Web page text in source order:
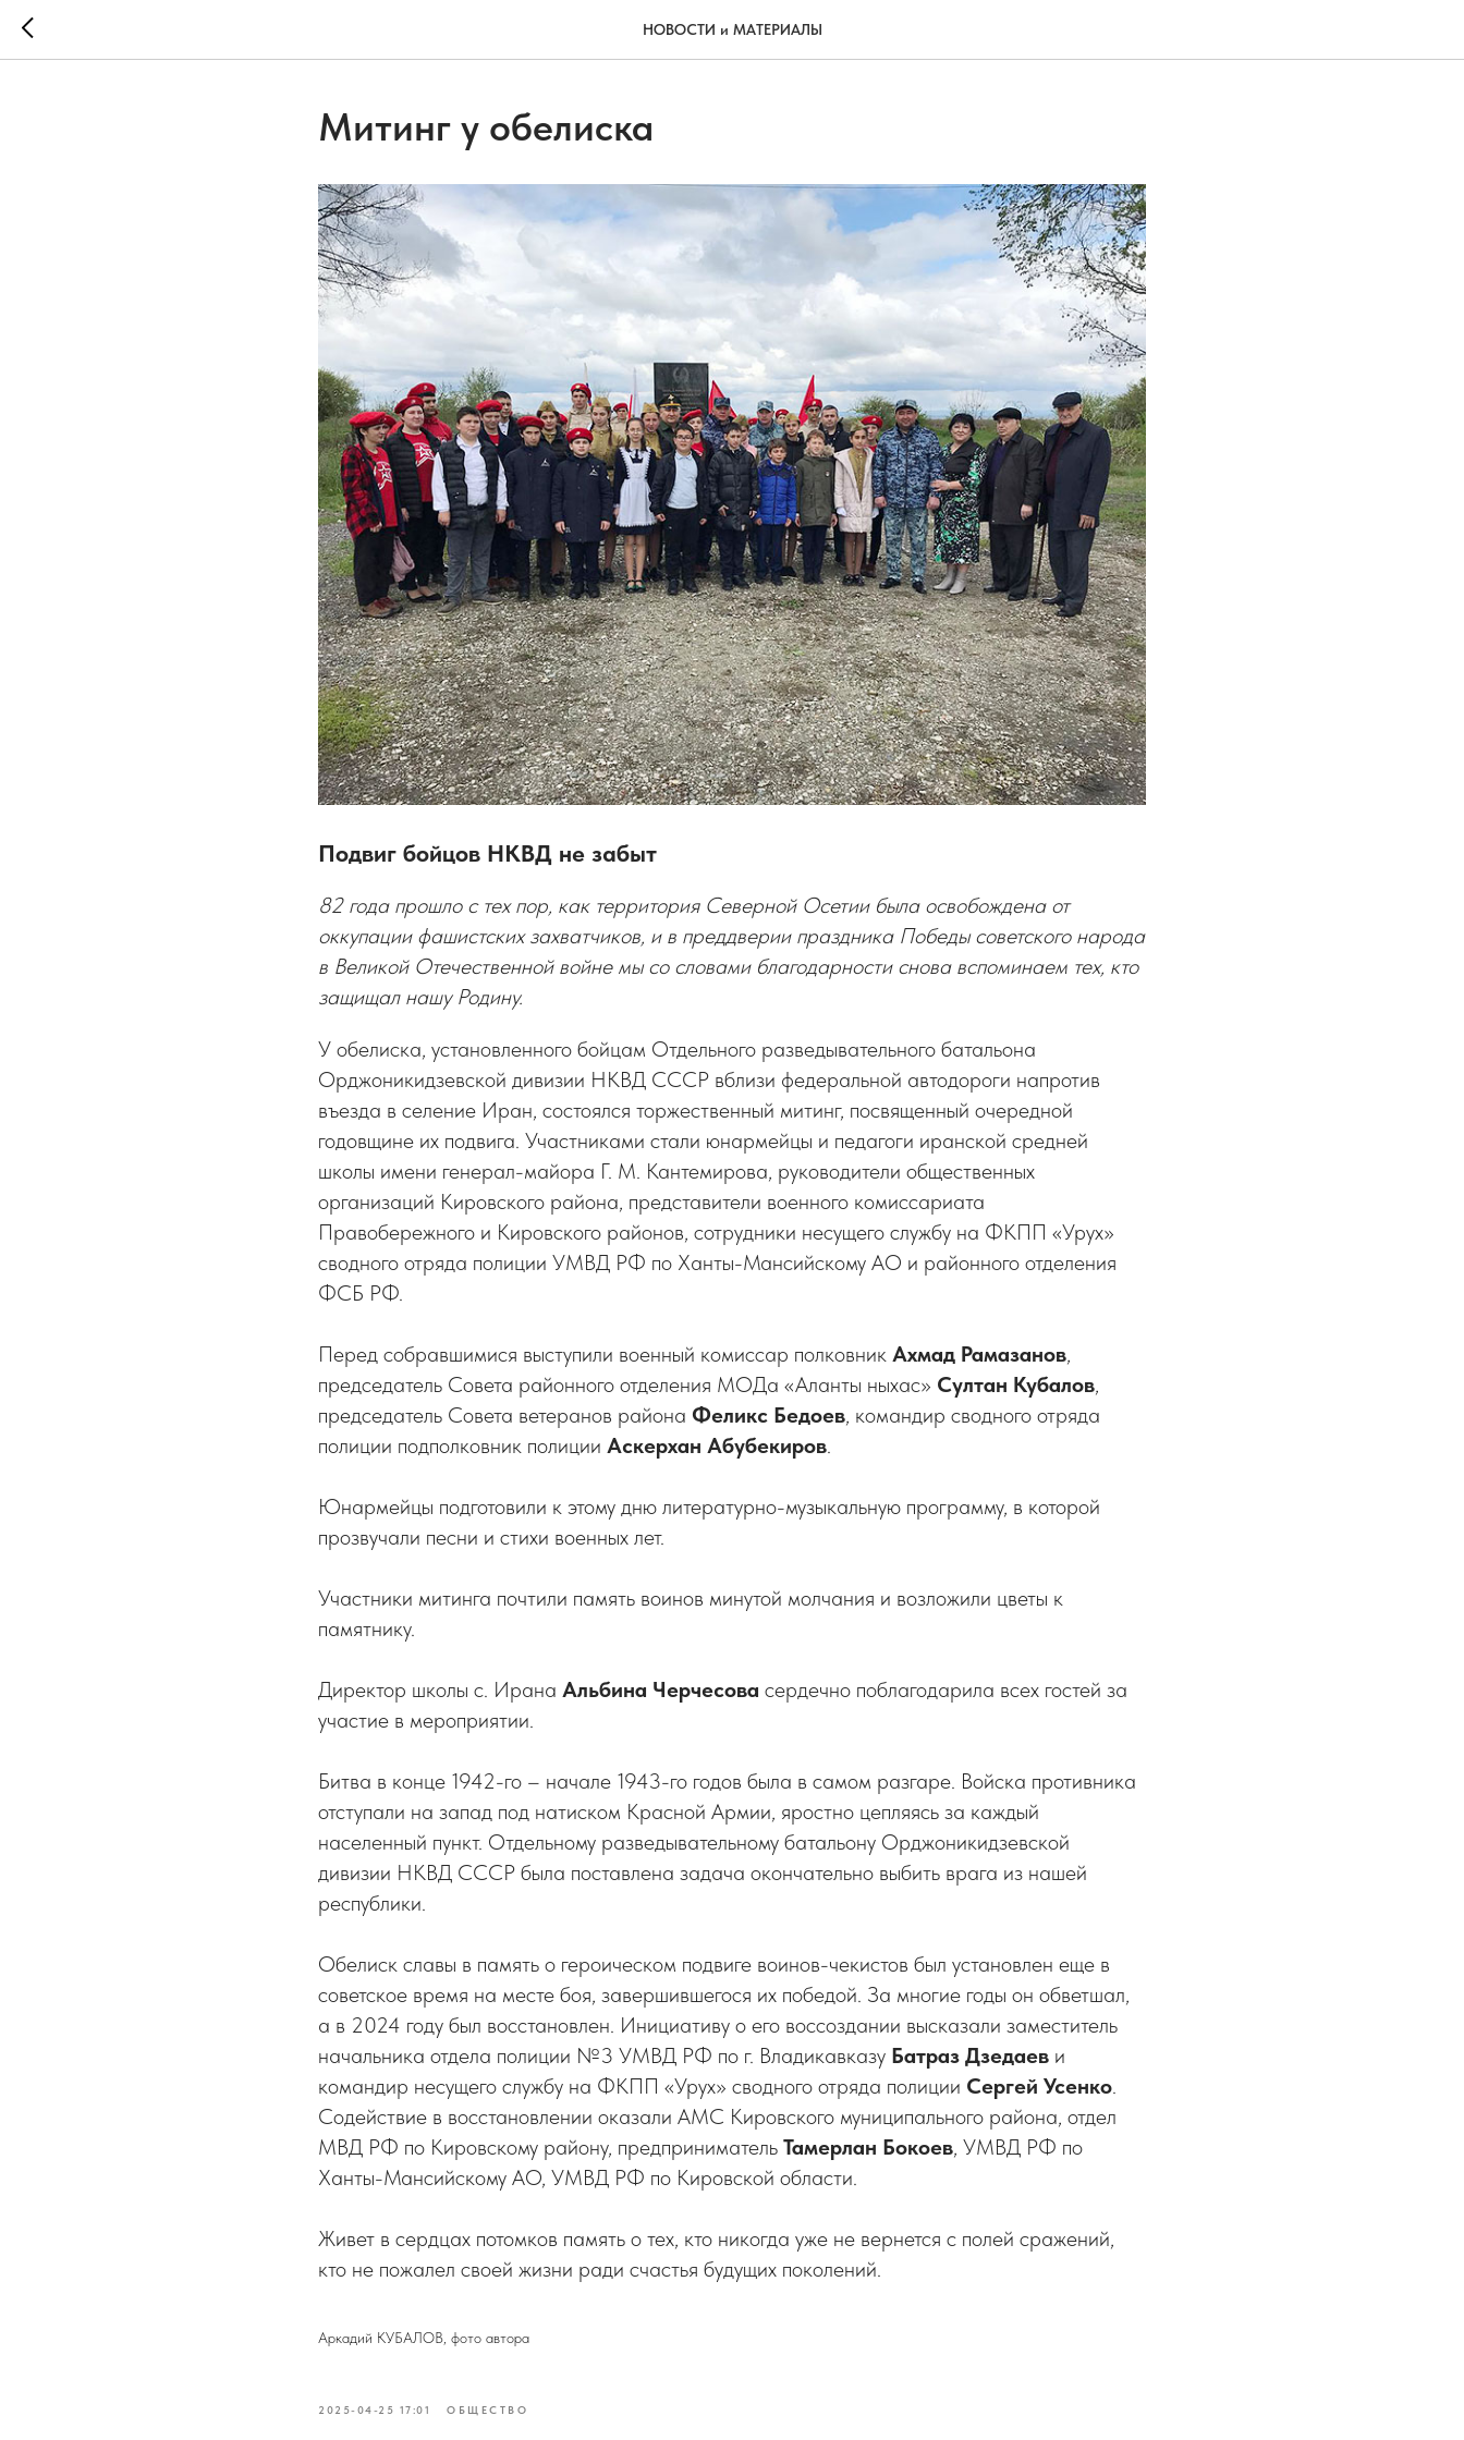
НОВОСТИ и МАТЕРИАЛЫ
Митинг у обелиска
Подвиг бойцов НКВД не забыт
82 года прошло с тех пор, как территория Северной Осетии была освобождена от
оккупации фашистских захватчиков, и в преддверии праздника Победы советского народа
в Великой Отечественной войне мы со словами благодарности снова вспоминаем тех, кто
защищал нашу Родину.
У обелиска, установленного бойцам Отдельного разведывательного батальона
Орджоникидзевской дивизии НКВД СССР вблизи федеральной автодороги напротив
въезда в селение Иран, состоялся торжественный митинг, посвященный очередной
годовщине их подвига. Участниками стали юнармейцы и педагоги иранской средней
школы имени генерал-майора Г. М. Кантемирова, руководители общественных
организаций Кировского района, представители военного комиссариата
Правобережного и Кировского районов, сотрудники несущего службу на ФКПП «Урух»
сводного отряда полиции УМВД РФ по Ханты-Мансийскому АО и районного отделения
ФСБ РФ.
Перед собравшимися выступили военный комиссар полковник Ахмад Рамазанов,
председатель Совета районного отделения МОДа «Аланты ныхас» Султан Кубалов,
председатель Совета ветеранов района Феликс Бедоев, командир сводного отряда
полиции подполковник полиции Аскерхан Абубекиров.
Юнармейцы подготовили к этому дню литературно-музыкальную программу, в которой
прозвучали песни и стихи военных лет.
Участники митинга почтили память воинов минутой молчания и возложили цветы к
памятнику.
Директор школы с. Ирана Альбина Черчесова сердечно поблагодарила всех гостей за
участие в мероприятии.
Битва в конце 1942-го – начале 1943-го годов была в самом разгаре. Войска противника
отступали на запад под натиском Красной Армии, яростно цепляясь за каждый
населенный пункт. Отдельному разведывательному батальону Орджоникидзевской
дивизии НКВД СССР была поставлена задача окончательно выбить врага из нашей
республики.
Обелиск славы в память о героическом подвиге воинов-чекистов был установлен еще в
советское время на месте боя, завершившегося их победой. За многие годы он обветшал,
а в 2024 году был восстановлен. Инициативу о его воссоздании высказали заместитель
начальника отдела полиции №3 УМВД РФ по г. Владикавказу Батраз Дзедаев и
командир несущего службу на ФКПП «Урух» сводного отряда полиции Сергей Усенко.
Содействие в восстановлении оказали АМС Кировского муниципального района, отдел
МВД РФ по Кировскому району, предприниматель Тамерлан Бокоев, УМВД РФ по
Ханты-Мансийскому АО, УМВД РФ по Кировской области.
Живет в сердцах потомков память о тех, кто никогда уже не вернется с полей сражений,
кто не пожалел своей жизни ради счастья будущих поколений.
Аркадий КУБАЛОВ, фото автора
2025-04-25 17:01 ОБЩЕСТВО